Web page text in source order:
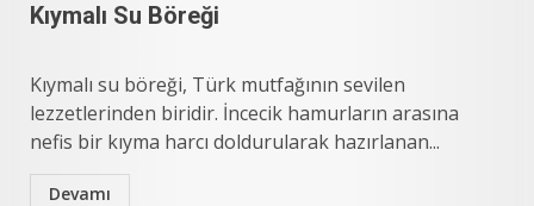
Kıymalı Su Böreği
Kıymalı su böreği, Türk mutfağının sevilen
lezzetlerinden biridir. İncecik hamurların arasına
nefis bir kıyma harcı doldurularak hazırlanan...
Devamı